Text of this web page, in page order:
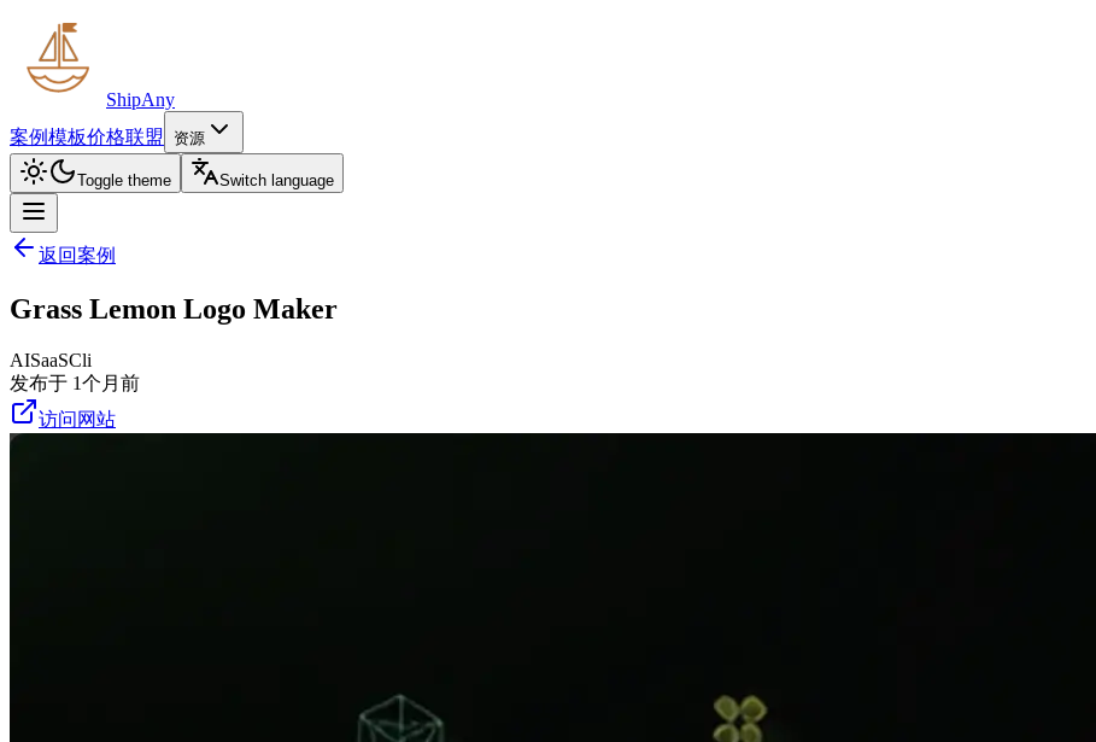
ShipAny
案例模板价格联盟 资源
Toggle theme Switch language
返回案例
Grass Lemon Logo Maker
AISaaSCli
发布于 1个月前
访问网站